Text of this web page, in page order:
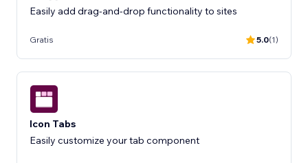
Easily add drag-and-drop functionality to sites
Gratis 5.0(1)
Icon Tabs
Easily customize your tab component